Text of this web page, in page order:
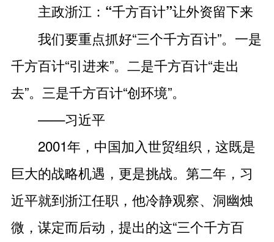
主政浙江：“千方百计”让外资留下来
我们要重点抓好“三个千方百计”。一是
千方百计“引进来”。二是千方百计“走出
去”。三是千方百计“创环境”。
——习近平
2001年，中国加入世贸组织，这既是
巨大的战略机遇，更是挑战。第二年，习
近平就到浙江任职，他冷静观察、洞幽烛
微，谋定而后动，提出的这“三个千方百